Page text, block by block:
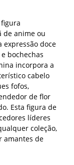
de anime ou
expressão doce
bochechas
incorpora a
cabelo
fofos,
de flor
Esta figura de
líderes
coleção,
amantes de